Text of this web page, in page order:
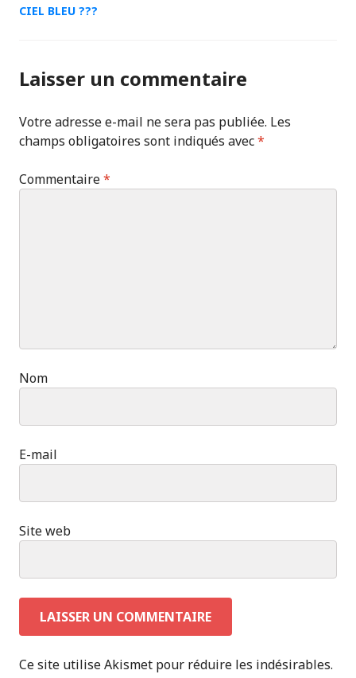
CIEL BLEU ???
Laisser un commentaire
Votre adresse e-mail ne sera pas publiée. Les
champs obligatoires sont indiqués avec*
Commentaire*
Nom
E-mail
Site web
Ce site utilise Akismet pour réduire les indésirables.